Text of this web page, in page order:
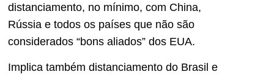
distanciamento, no mínimo, com China,
Rússia e todos os países que não são
considerados “bons aliados” dos EUA.
Implica também distanciamento do Brasil e